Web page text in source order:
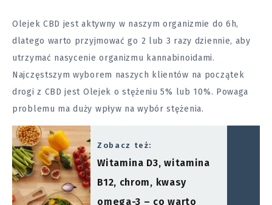
Olejek CBD jest aktywny w naszym organizmie do 6h,
dlatego warto przyjmować go 2 lub 3 razy dziennie, aby
utrzymać nasycenie organizmu kannabinoidami.
Najczęstszym wyborem naszych klientów na początek
drogi z CBD jest Olejek o stężeniu 5% lub 10%. Powaga
problemu ma duży wpływ na wybór stężenia.
Zobacz też:
Witamina D3, witamina
B12, chrom, kwasy
omega-3 – co warto